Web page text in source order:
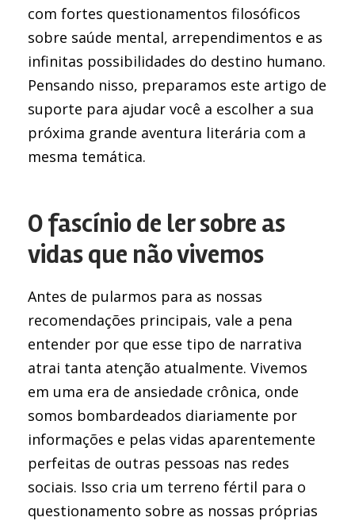
com fortes questionamentos filosóficos
sobre saúde mental, arrependimentos e as
infinitas possibilidades do destino humano.
Pensando nisso, preparamos este artigo de
suporte para ajudar você a escolher a sua
próxima grande aventura literária com a
mesma temática.
O fascínio de ler sobre as
vidas que não vivemos
Antes de pularmos para as nossas
recomendações principais, vale a pena
entender por que esse tipo de narrativa
atrai tanta atenção atualmente. Vivemos
em uma era de ansiedade crônica, onde
somos bombardeados diariamente por
informações e pelas vidas aparentemente
perfeitas de outras pessoas nas redes
sociais. Isso cria um terreno fértil para o
questionamento sobre as nossas próprias